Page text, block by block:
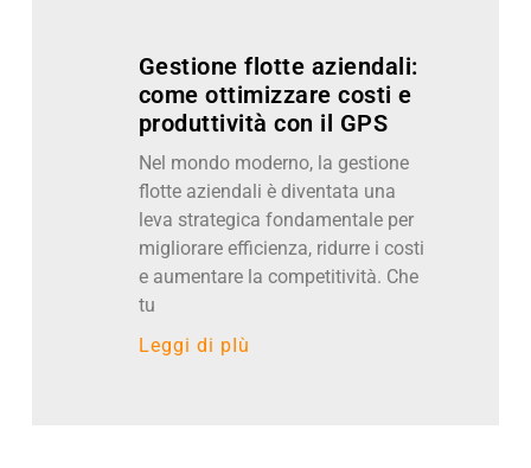
Gestione flotte aziendali:
come ottimizzare costi e
produttività con il GPS
Nel mondo moderno, la gestione
flotte aziendali è diventata una
leva strategica fondamentale per
migliorare efficienza, ridurre i costi
e aumentare la competitività. Che
tu
Leggi di pIù